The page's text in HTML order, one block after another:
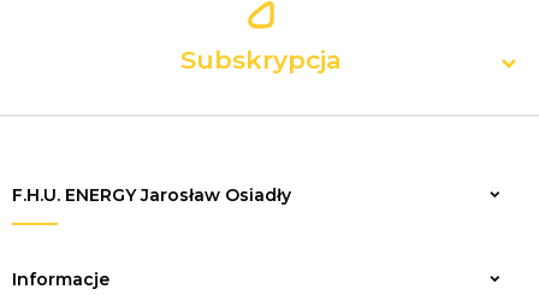
Subskrypcja
Zapisz
F.H.U. ENERGY Jarosław Osiadły
Informacje